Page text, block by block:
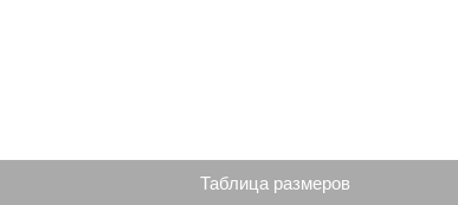
Таблица размеров